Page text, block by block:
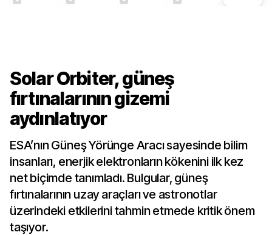
Solar Orbiter, güneş
fırtınalarının gizemi
aydınlatıyor
ESA’nın Güneş Yörünge Aracı sayesinde bilim
insanları, enerjik elektronların kökenini ilk kez
net biçimde tanımladı. Bulgular, güneş
fırtınalarının uzay araçları ve astronotlar
üzerindeki etkilerini tahmin etmede kritik önem
taşıyor.